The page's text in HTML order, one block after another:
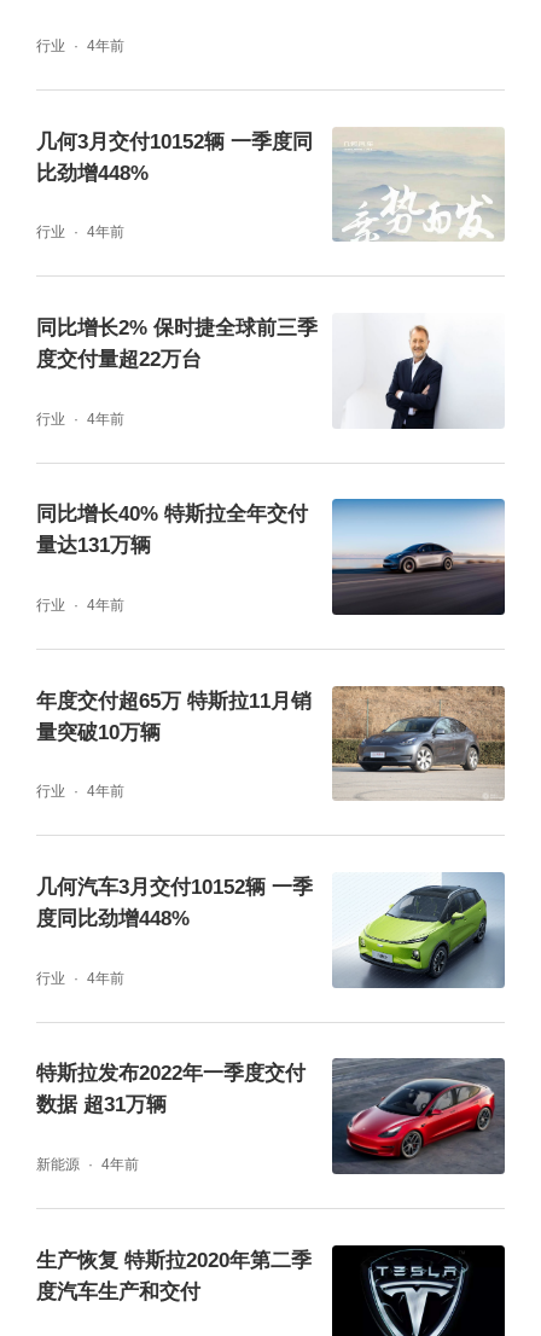
行业 4年前
几何3月交付10152辆 一季度同
比劲增448%
行业 4年前
同比增长2% 保时捷全球前三季
度交付量超22万台
行业 4年前
同比增长40% 特斯拉全年交付
量达131万辆
行业 4年前
年度交付超65万 特斯拉11月销
量突破10万辆
行业 4年前
几何汽车3月交付10152辆 一季
度同比劲增448%
行业 4年前
特斯拉发布2022年一季度交付
数据 超31万辆
新能源 4年前
生产恢复 特斯拉2020年第二季
度汽车生产和交付